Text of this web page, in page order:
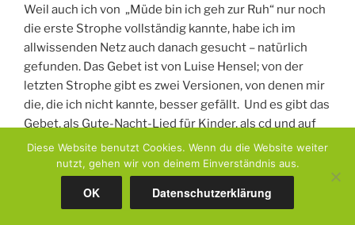
Weil auch ich von „Müde bin ich geh zur Ruh“ nur noch
die erste Strophe vollständig kannte, habe ich im
allwissenden Netz auch danach gesucht – natürlich
gefunden. Das Gebet ist von Luise Hensel; von der
letzten Strophe gibt es zwei Versionen, von denen mir
die, die ich nicht kannte, besser gefällt. Und es gibt das
Gebet, als Gute-Nacht-Lied für Kinder, als cd und auf
mp3.
Ich werde das Lied, bevor ich wieder zu meiner Mutter
fahre, herunterladen und ihr vorspielen. Und ich werde
Diese Website benutzt Cookies. Wenn du die Website weiter
nutzt, gehen wir von deinem Einverständnis aus.
OK Datenschutzerklärung